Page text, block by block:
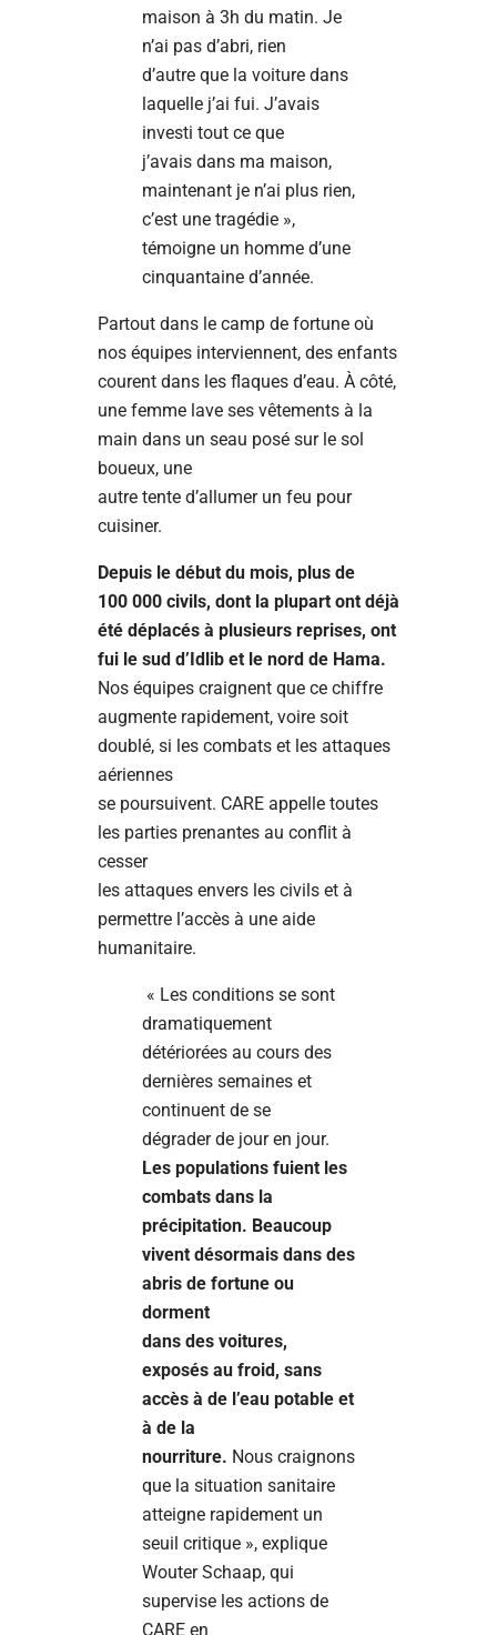
maison à 3h du matin. Je
n’ai pas d’abri, rien
d’autre que la voiture dans
laquelle j’ai fui. J’avais
investi tout ce que
j’avais dans ma maison,
maintenant je n’ai plus rien,
c’est une tragédie »,
témoigne un homme d’une
cinquantaine d’année.
Partout dans le camp de fortune où
nos équipes interviennent, des enfants
courent dans les flaques d’eau. À côté,
une femme lave ses vêtements à la
main dans un seau posé sur le sol
boueux, une
autre tente d’allumer un feu pour
cuisiner.
Depuis le début du mois, plus de
100 000 civils, dont la plupart ont déjà
été déplacés à plusieurs reprises, ont
fui le sud d’Idlib et le nord de Hama.
Nos équipes craignent que ce chiffre
augmente rapidement, voire soit
doublé, si les combats et les attaques
aériennes
se poursuivent. CARE appelle toutes
les parties prenantes au conflit à
cesser
les attaques envers les civils et à
permettre l’accès à une aide
humanitaire.
« Les conditions se sont
dramatiquement
détériorées au cours des
dernières semaines et
continuent de se
dégrader de jour en jour.
Les populations fuient les
combats dans la
précipitation. Beaucoup
vivent désormais dans des
abris de fortune ou
dorment
dans des voitures,
exposés au froid, sans
accès à de l’eau potable et
à de la
nourriture. Nous craignons
que la situation sanitaire
atteigne rapidement un
seuil critique », explique
Wouter Schaap, qui
supervise les actions de
CARE en